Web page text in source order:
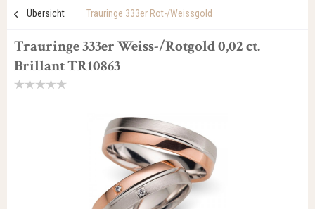
Übersicht Trauringe 333er Rot-/Weissgold
Trauringe 333er Weiss-/Rotgold 0,02 ct.
Brillant TR10863